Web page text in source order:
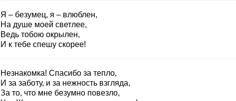
Я – безумец, я – влюблен,
На душе моей светлее,
Ведь тобою окрылен,
И к тебе спешу скорее!
Незнакомка! Спасибо за тепло,
И за заботу, и за нежность взгляда,
За то, что мне безумно повезло,